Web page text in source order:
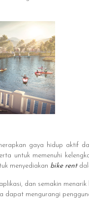
gaya hidup aktif
untuk memenuhi
menyediakan bike rent
dan semakin
dapat mengurangi